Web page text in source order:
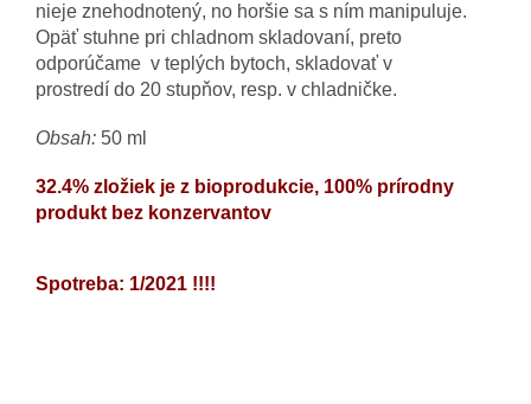
nieje znehodnotený, no horšie sa s ním manipuluje.
Opäť stuhne pri chladnom skladovaní, preto
odporúčame v teplých bytoch, skladovať v
prostredí do 20 stupňov, resp. v chladničke.
Obsah: 50 ml
32.4% zložiek je z bioprodukcie, 100% prírodny
produkt bez konzervantov
Spotreba: 1/2021 !!!!